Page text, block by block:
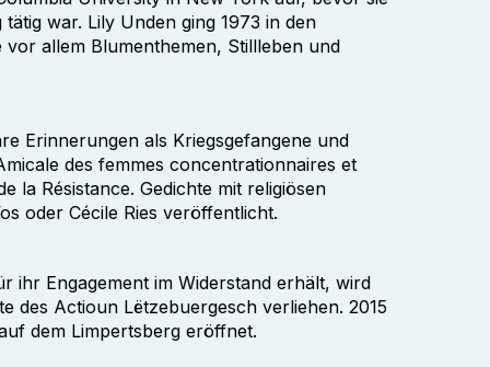
war. Lily Unden ging 1973 in den
allem Blumenthemen, Stillleben und
Erinnerungen als Kriegsgefangene und
des femmes concentrationnaires et
la Résistance. Gedichte mit religiösen
oder Cécile Ries veröffentlicht.
ihr Engagement im Widerstand erhält, wird
des Actioun Lëtzebuergesch verliehen. 2015
dem Limpertsberg eröffnet.